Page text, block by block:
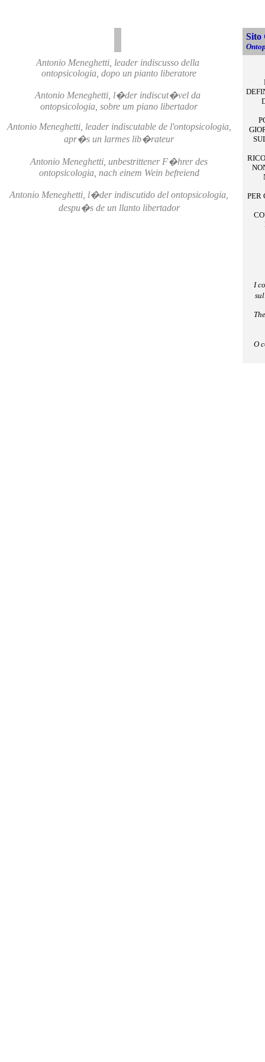
Antonio Meneghetti, leader indiscusso della
ontopsicologia, dopo un pianto liberatore
Antonio Meneghetti, l�der indiscut�vel da
ontopsicologia, sobre um piano libertador
Antonio Meneghetti, leader indiscutable de l'ontopsicologia,
apr�s un larmes lib�rateur
Antonio Meneghetti, unbestrittener F�hrer des
ontopsicologia, nach einem Wein befreiend
Antonio Meneghetti, l�der indiscutido del ontopsicologia,
despu�s de un llanto libertador
Sito
PER
I
O